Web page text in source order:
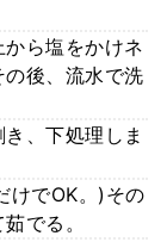
ら塩をかけネ
後、流水で洗
、下処理しま
けでOK。)その
でる。